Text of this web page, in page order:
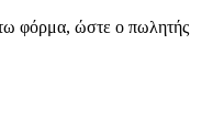
φόρμα, ώστε ο πωλητής